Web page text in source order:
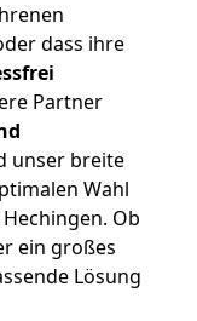
dass ihre
Partner
unser breite
Wahl
Ob
ein großes
Lösung